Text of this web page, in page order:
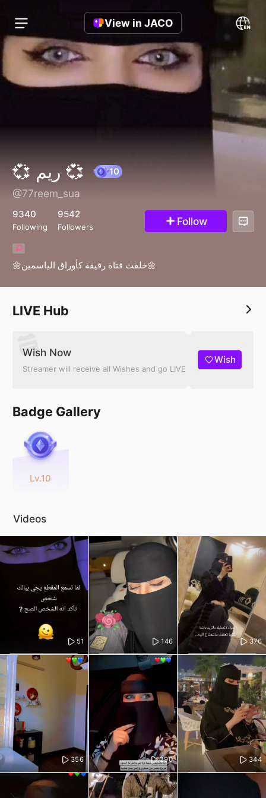
View in JACO
💞 ريم 💞
@77reem_sua
9340
Following
9542
Followers Follow
🌼خلقت فتاة رقيقة كأوراق الياسمين🌼
LIVE Hub
Wish Now
Streamer will receive all Wishes and go LIVE
Wish
Badge Gallery
Lv.10
Videos
51 146 376
356 290 344